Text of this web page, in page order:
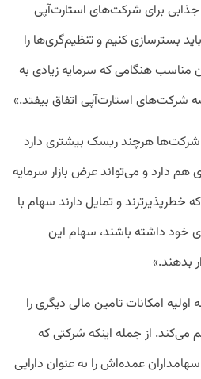
برای شرکت‌های استارت‌آپی
بسترسازی کنیم و تنظیم‌گری‌ها را
مناسب هنگامی که سرمایه زیادی به
شرکت‌های استارت‌آپی اتفاق بیفتد.»
هرچند ریسک بیشتری دارد
هم دارد و می‌تواند عرض بازار سرمایه
که خطرپذیرترند و تمایل دارند سهام با
خود داشته باشند، سهام این
بدهند.»
امکانات تامین مالی دیگری را
از جمله اینکه شرکتی که
عمده‌اش را به عنوان دارایی